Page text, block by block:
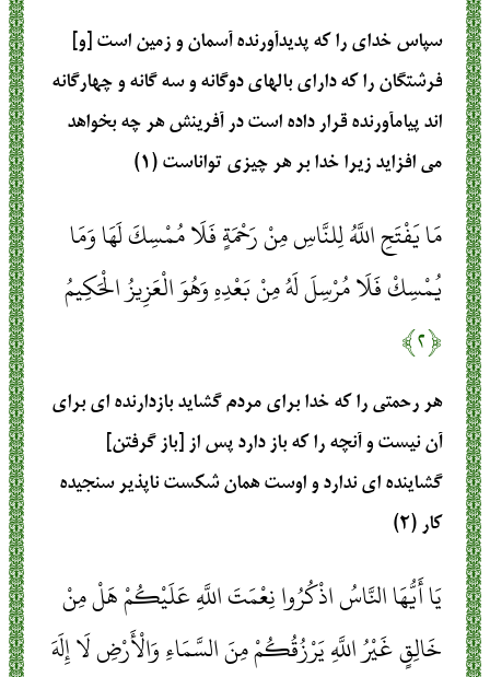
سپاس خداى را كه پديدآورنده آسمان و زمين است [و]
فرشتگان را كه داراى بالهاى دوگانه و سه‏ گانه و چهارگانه‏
اند پيام‏آورنده قرار داده است در آفرينش هر چه بخواهد
مى‏ افزايد زيرا خدا بر هر چيزى تواناست (۱)
مَا يَفْتَحِ اللَّهُ لِلنَّاسِ مِنْ رَحْمَةٍ فَلَا مُمْسِكَ لَهَا وَمَا
يُمْسِكْ فَلَا مُرْسِلَ لَهُ مِنْ بَعْدِهِ وَهُوَ الْعَزِيزُ الْحَكِيمُ
﴿۲﴾
هر رحمتى را كه خدا براى مردم گشايد بازدارنده‏ اى براى
آن نيست و آنچه را كه باز دارد پس از [باز گرفتن]
گشاينده‏ اى ندارد و اوست همان شكست‏ ناپذير سنجيده‏
كار (۲)
يَا أَيُّهَا النَّاسُ اذْكُرُوا نِعْمَتَ اللَّهِ عَلَيْكُمْ هَلْ مِنْ
خَالِقٍ غَيْرُ اللَّهِ يَرْزُقُكُمْ مِنَ السَّمَاءِ وَالْأَرْضِ لَا إِلَهَ